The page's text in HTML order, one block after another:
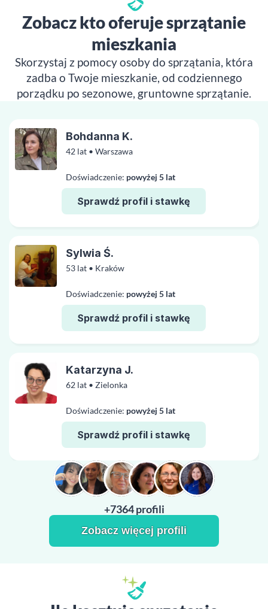
Zobacz kto oferuje sprzątanie
mieszkania
Skorzystaj z pomocy osoby do sprzątania, która
zadba o Twoje mieszkanie, od codziennego
porządku po sezonowe, gruntowne sprzątanie.
42 lat • Warszawa
Doświadczenie: powyżej 5 lat
Sprawdź profil i stawkę
Bohdanna K.
53 lat • Kraków
Doświadczenie: powyżej 5 lat
Sprawdź profil i stawkę
Sylwia Ś.
62 lat • Zielonka
Doświadczenie: powyżej 5 lat
Sprawdź profil i stawkę
Katarzyna J.
+7364 profili
Zobacz więcej profili